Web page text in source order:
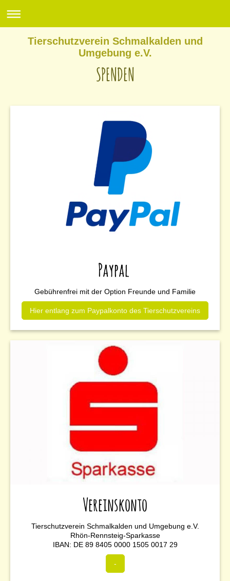
Tierschutzverein Schmalkalden und
Umgebung e.V.
SPENDEN
Paypal
Gebührenfrei mit der Option Freunde und Familie
Hier entlang zum Paypalkonto des Tierschutzvereins
Vereinskonto
Tierschutzverein Schmalkalden​ und Umgebung e.V.
Rhön-Rennsteig-Sparkasse
IBAN: DE 89 8405 0000 1505 0017 29
-